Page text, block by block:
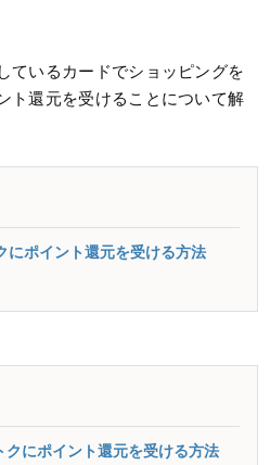
ているカードでショッピングを
ト還元を受けることについて解
にポイント還元を受ける方法
クにポイント還元を受ける方法